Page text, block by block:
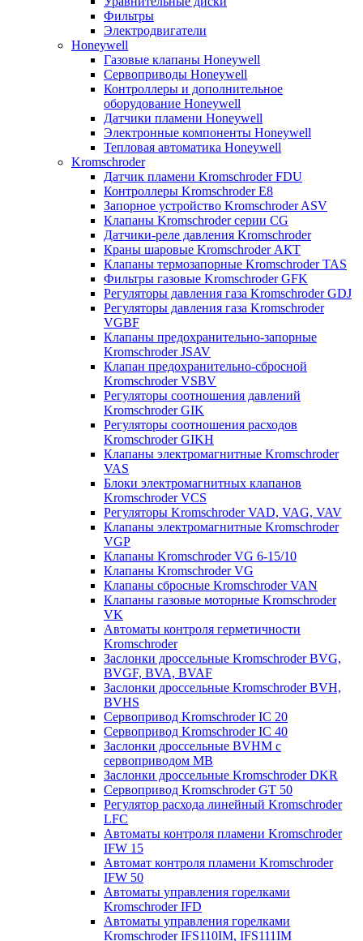
Фильтры
Электродвигатели
Honeywell
Газовые клапаны Honeywell
Сервоприводы Honeywell
Контроллеры и дополнительное
оборудование Honeywell
Датчики пламени Honeywell
Электронные компоненты Honeywell
Тепловая автоматика Honeywell
Kromschroder
Датчик пламени Kromschroder FDU
Контроллеры Kromschroder E8
Запорное устройство Kromschroder ASV
Клапаны Kromschroder серии CG
Датчики-реле давления Kromschroder
Краны шаровые Kromschroder АКТ
Клапаны термозапорные Kromschroder TAS
Фильтры газовые Kromschroder GFK
Регуляторы давления газа Kromschroder GDJ
Регуляторы давления газа Kromschroder
VGBF
Клапаны предохранительно-запорные
Kromschroder JSAV
Клапан предохранительно-сбросной
Kromschroder VSBV
Регуляторы соотношения давлений
Kromschroder GIK
Регуляторы соотношения расходов
Kromschroder GIKH
Клапаны электромагнитные Kromschroder
VAS
Блоки электромагнитных клапанов
Kromschroder VCS
Регуляторы Kromschroder VAD, VAG, VAV
Клапаны электромагнитные Kromschroder
VGP
Клапаны Kromschroder VG 6-15/10
Клапаны Kromschroder VG
Клапаны сбросные Kromschroder VAN
Клапаны газовые моторные Kromschroder
VK
Автоматы контроля герметичности
Kromschroder
Заслонки дроссельные Kromschroder BVG,
BVGF, BVA, BVAF
Заслонки дроссельные Kromschroder BVH,
BVHS
Сервопривод Kromschroder IC 20
Сервопривод Kromschroder IC 40
Заслонки дроссельные BVHM с
сервоприводом МВ
Заслонки дроссельные Kromschroder DKR
Cервопривод Kromschroder GT 50
Регулятор расхода линейный Kromschroder
LFC
Автоматы контроля пламени Kromschroder
IFW 15
Автомат контроля пламени Kromschroder
IFW 50
Автоматы управления горелками
Kromschroder IFD
Автоматы управления горелками
Kromschroder IFS110IM, IFS111IM